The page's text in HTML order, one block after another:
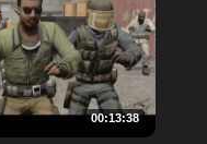
00:13:38